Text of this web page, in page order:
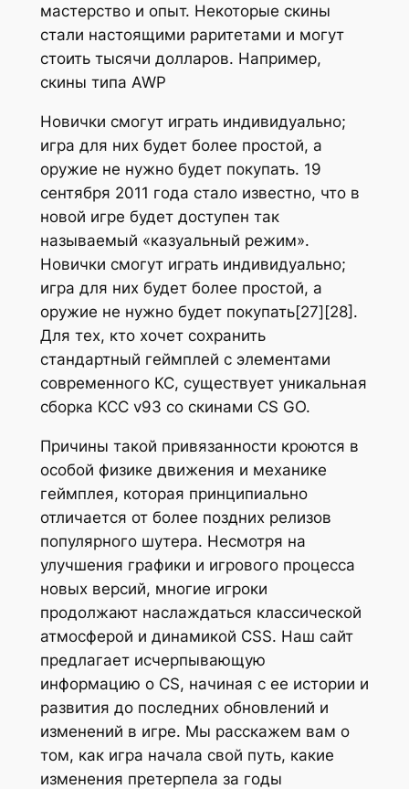
мастерство и опыт. Некоторые скины
стали настоящими раритетами и могут
стоить тысячи долларов. Например,
скины типа AWP
Новички смогут играть индивидуально;
игра для них будет более простой, а
оружие не нужно будет покупать. 19
сентября 2011 года стало известно, что в
новой игре будет доступен так
называемый «казуальный режим».
Новички смогут играть индивидуально;
игра для них будет более простой, а
оружие не нужно будет покупать[27][28].
Для тех, кто хочет сохранить
стандартный геймплей с элементами
современного КС, существует уникальная
сборка КСС v93 со скинами CS GO.
Причины такой привязанности кроются в
особой физике движения и механике
геймплея, которая принципиально
отличается от более поздних релизов
популярного шутера. Несмотря на
улучшения графики и игрового процесса
новых версий, многие игроки
продолжают наслаждаться классической
атмосферой и динамикой CSS. Наш сайт
предлагает исчерпывающую
информацию о CS, начиная с ее истории и
развития до последних обновлений и
изменений в игре. Мы расскажем вам о
том, как игра начала свой путь, какие
изменения претерпела за годы